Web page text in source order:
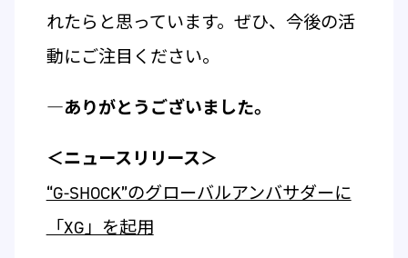
れたらと思っています。ぜひ、今後の活
動にご注目ください。
―ありがとうございました。
＜ニュースリリース＞
“G-SHOCK”のグローバルアンバサダーに
「XG」を起用